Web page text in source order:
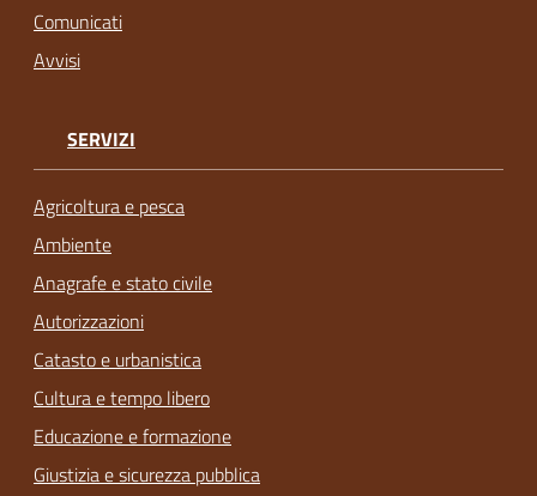
Comunicati
Avvisi
SERVIZI
Agricoltura e pesca
Ambiente
Anagrafe e stato civile
Autorizzazioni
Catasto e urbanistica
Cultura e tempo libero
Educazione e formazione
Giustizia e sicurezza pubblica